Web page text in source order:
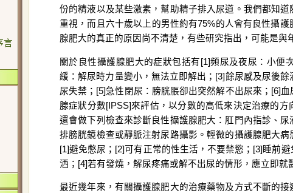
言
份的精液以及某些激素，幫助精子排入尿道。我們都知
重視，而且六十歲以上的男性約有75%的人會有良性攝
腺肥大的真正的原因尚不清楚，有些研究指出，可能是與
關於良性攝護腺肥大的症狀包括有[1]頻尿及夜尿：小便
緩：解尿時力量變小，無法立即解出；[3]餘尿感及尿後
尿失禁；[5]急性閉尿：膀胱脹卻出突然解不出尿來；[6]
腺症狀分數[IPSS]來評估，以分數的高低來決定治療的
還會做下列檢查來診斷良性攝護腺肥大：肛門內指診、
排膀胱鏡檢查或靜脈注射尿路攝影。輕微的攝護腺肥大
[1]避免憋尿；[2]可有正常的性生活，不要禁慾；[3]睡前
洒；[4]若有發燒，解尿疼痛或解不出尿的情形，應立即就
最近幾年來，有關攝護腺肥大的治療藥物及方式不斷的